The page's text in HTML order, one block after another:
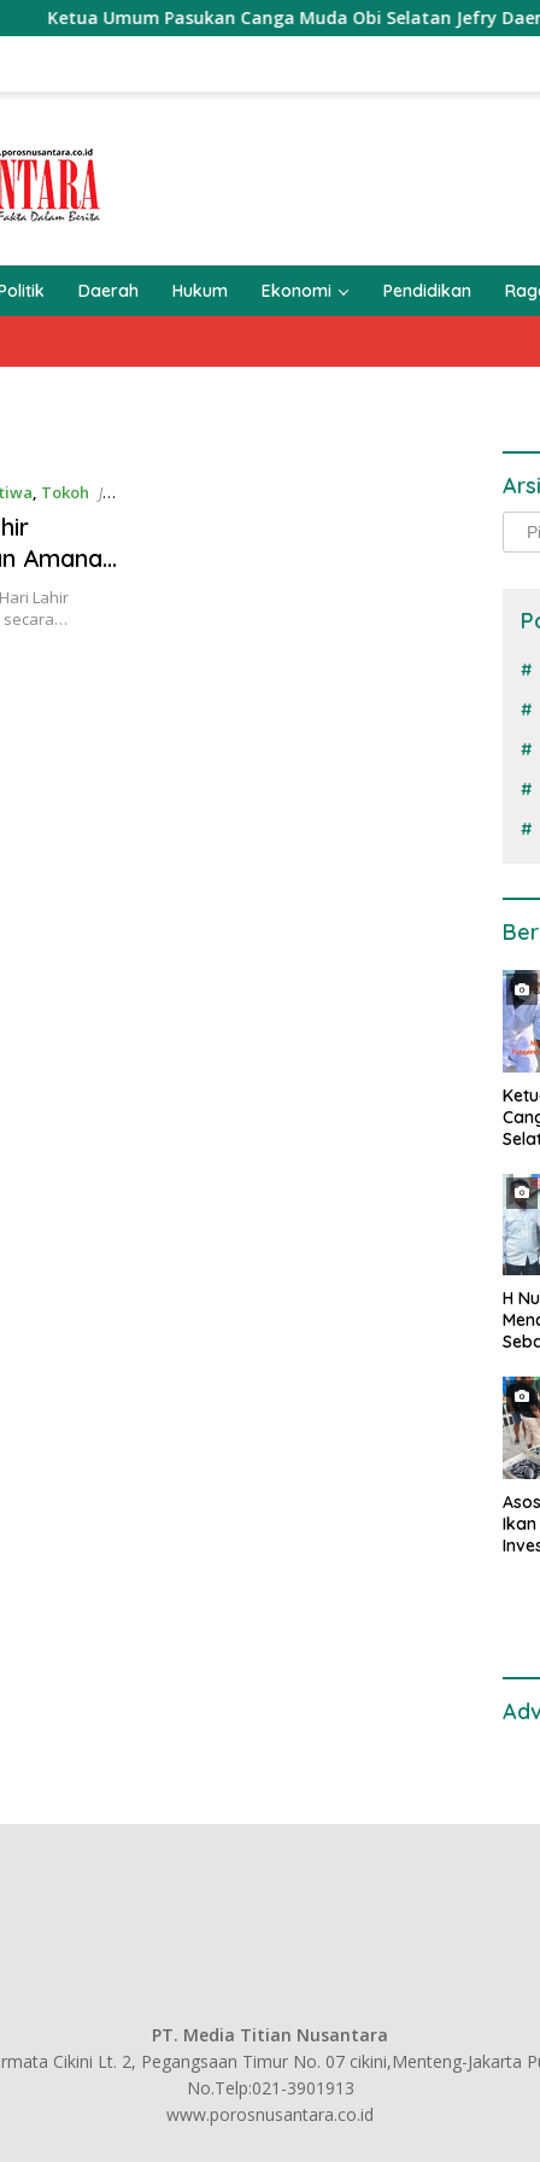
Umum Pasukan Canga Muda Obi Selatan Jefry Daeng
Daerah Hukum Ekonomi Pendidikan
, Tokoh Jun
Amanat
Lahir
secara…
Arsip
H
PT. Media Titian Nusantara
Cikini Lt. 2, Pegangsaan Timur No. 07 cikini,Menteng-Jakarta
No.Telp:021-3901913
www.porosnusantara.co.id